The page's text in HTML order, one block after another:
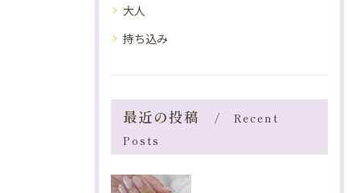
大人
持ち込み
最近の投稿
Recent
Posts